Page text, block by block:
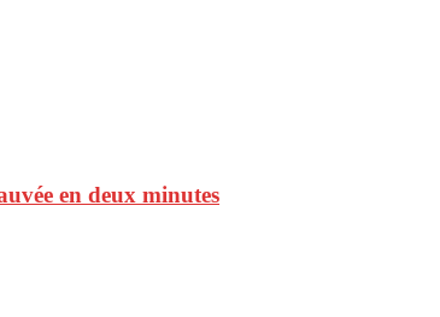
en deux minutes